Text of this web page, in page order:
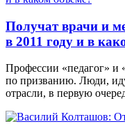
Получат врачи и
в 2011 году и в
Профессии «педагог» и
по призванию. Люди,
отрасли, в первую